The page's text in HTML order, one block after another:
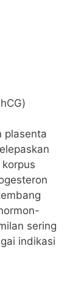
plasenta
sering
indikasi